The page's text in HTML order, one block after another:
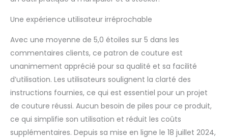
Une expérience utilisateur irréprochable
Avec une moyenne de 5,0 étoiles sur 5 dans les
commentaires clients, ce patron de couture est
unanimement apprécié pour sa qualité et sa facilité
d’utilisation. Les utilisateurs soulignent la clarté des
instructions fournies, ce qui est essentiel pour un projet
de couture réussi. Aucun besoin de piles pour ce produit,
ce qui simplifie son utilisation et réduit les coûts
supplémentaires. Depuis sa mise en ligne le 18 juillet 2024,